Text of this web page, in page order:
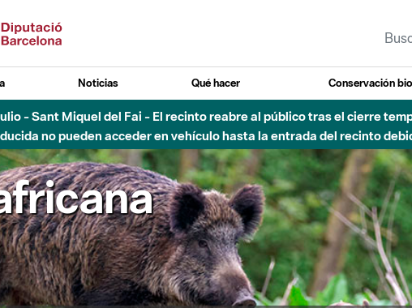
Noticias Qué hacer Conservación
- Sant Miquel del Fai - El recinto reabre al público tras el cierre
no pueden acceder en vehículo hasta la entrada del recinto